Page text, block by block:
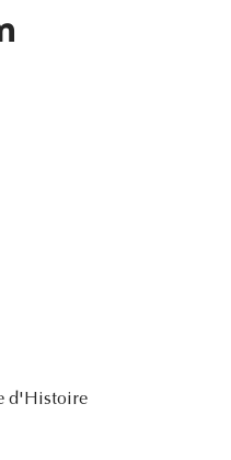
d'Histoire